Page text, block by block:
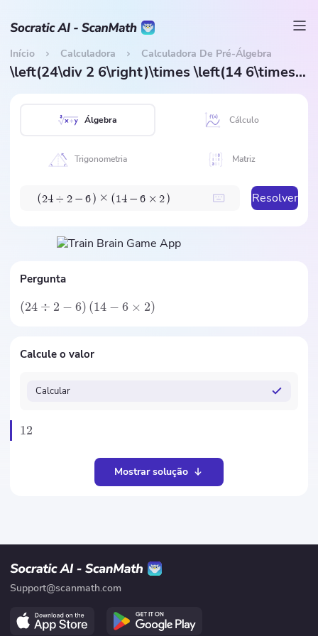
Início Calculadora Calculadora De Pré-Álgebra
\left(24\div 2 6\right)\times \left(14 6\times 2\right)
Álgebra Cálculo
Trigonometria Matriz
(24 ÷ 2 − 6) × (14 − 6 × 2) Resolver
Pergunta
(24 ÷ 2 − 6) (14 − 6 × 2)
Calcule o valor
Calcular
12
Mostrar solução
Support@scanmath.com